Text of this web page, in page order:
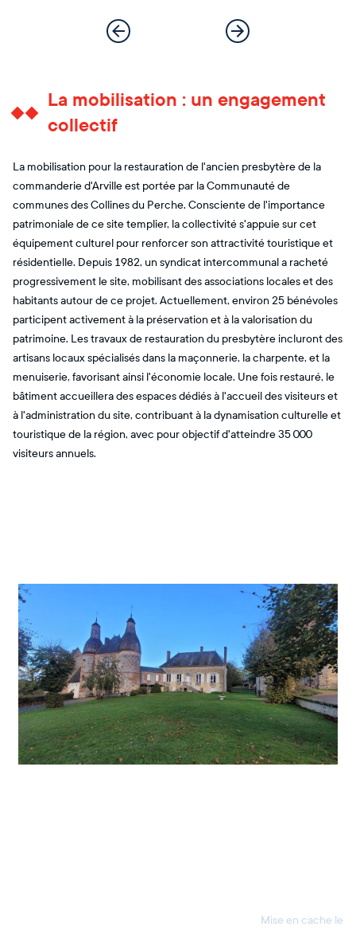
La mobilisation : un engagement
collectif
La mobilisation pour la restauration de l'ancien presbytère de la
commanderie d'Arville est portée par la Communauté de
communes des Collines du Perche. Consciente de l'importance
patrimoniale de ce site templier, la collectivité s'appuie sur cet
équipement culturel pour renforcer son attractivité touristique et
résidentielle. Depuis 1982, un syndicat intercommunal a racheté
progressivement le site, mobilisant des associations locales et des
habitants autour de ce projet. Actuellement, environ 25 bénévoles
participent activement à la préservation et à la valorisation du
patrimoine. Les travaux de restauration du presbytère incluront des
artisans locaux spécialisés dans la maçonnerie, la charpente, et la
menuiserie, favorisant ainsi l'économie locale. Une fois restauré, le
bâtiment accueillera des espaces dédiés à l'accueil des visiteurs et
à l'administration du site, contribuant à la dynamisation culturelle et
touristique de la région, avec pour objectif d'atteindre 35 000
visiteurs annuels.
Mise en cache le